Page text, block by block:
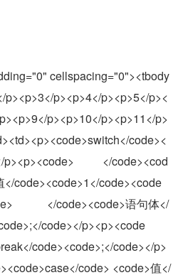
cellspacing="0"><tbody
p><p>3</p><p>4</p><p>5</p><
p><p>10</p><p>11</p>
code><
</code><cod
</code><code>1</code><code
</code><code>语句体</
code></p><p><code
code><code>;</code></p>
code> <code>值</